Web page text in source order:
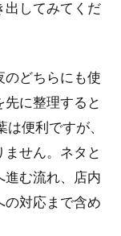
出してみてくだ
のどちらにも使
に整理すると
便利ですが、
せん。ネタと
進む流れ、店内
の対応まで含め